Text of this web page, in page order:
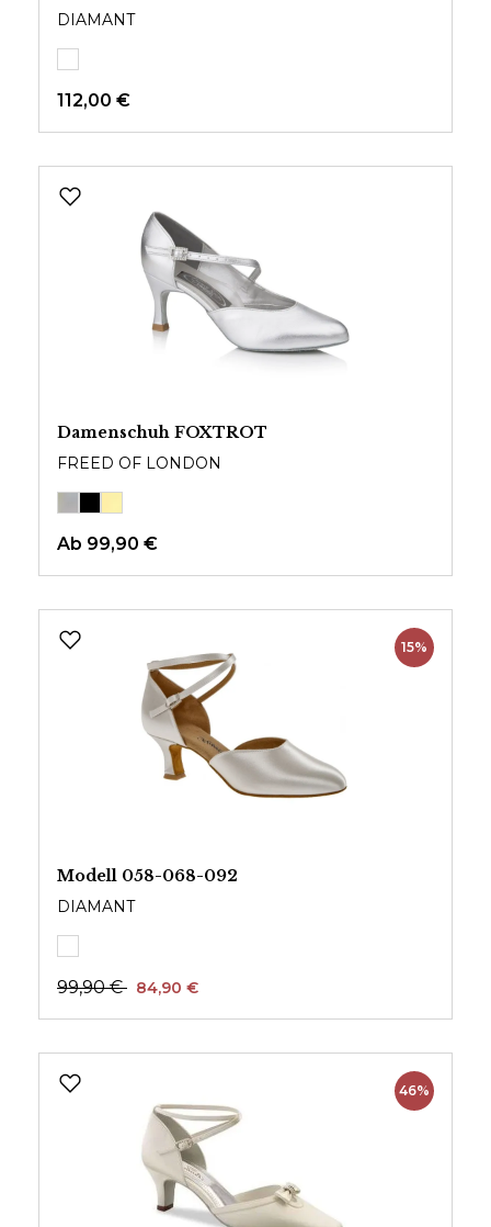
DIAMANT
112,00 €
Damenschuh FOXTROT
FREED OF LONDON
Ab 99,90 €
15%
Modell 058-068-092
DIAMANT
99,90 € 84,90 €
46%